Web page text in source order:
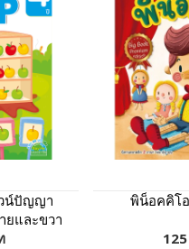
วน์ปัญญา
และขวา
ปี)
พิน็อคคิโ